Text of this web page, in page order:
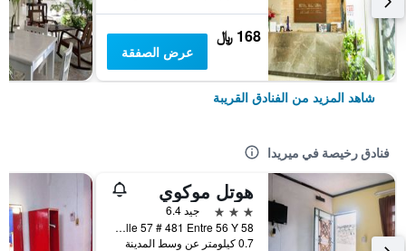
168 ﷼
عرض الصفقة
شاهد المزيد من الفنادق القريبة
فنادق رخيصة في ميريدا
هوتل موكوي
3 نجوم
جيد 6.4
Calle 57 # 481 Entre 56 Y 58, ميريدا, ولاية يوكاتان, المكسيك
0.7 كيلومتر عن وسط المدينة